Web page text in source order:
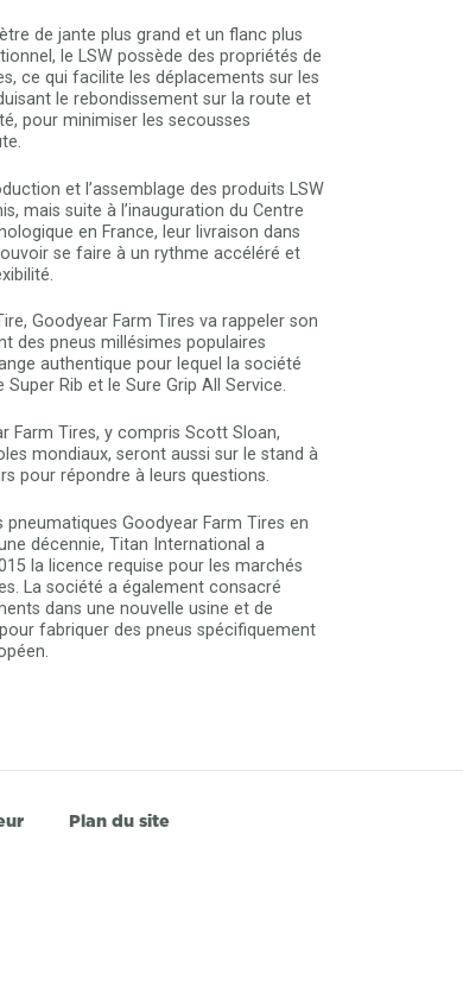
de jante plus grand et un flanc plus
le LSW possède des propriétés de
ce qui facilite les déplacements sur les
le rebondissement sur la route et
pour minimiser les secousses
et l’assemblage des produits LSW
mais suite à l’inauguration du Centre
en France, leur livraison dans
se faire à un rythme accéléré et
Goodyear Farm Tires va rappeler son
des pneus millésimes populaires
authentique pour lequel la société
Rib et le Sure Grip All Service.
Farm Tires, y compris Scott Sloan,
mondiaux, seront aussi sur le stand à
pour répondre à leurs questions.
Goodyear Farm Tires en
décennie, Titan International a
la licence requise pour les marchés
La société a également consacré
dans une nouvelle usine et de
fabriquer des pneus spécifiquement
Plan du site